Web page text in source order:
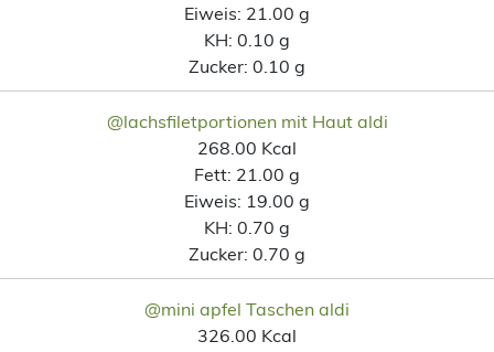
Eiweis: 21.00 g
KH: 0.10 g
Zucker: 0.10 g
@lachsfiletportionen mit Haut aldi
268.00 Kcal
Fett: 21.00 g
Eiweis: 19.00 g
KH: 0.70 g
Zucker: 0.70 g
@mini apfel Taschen aldi
326.00 Kcal